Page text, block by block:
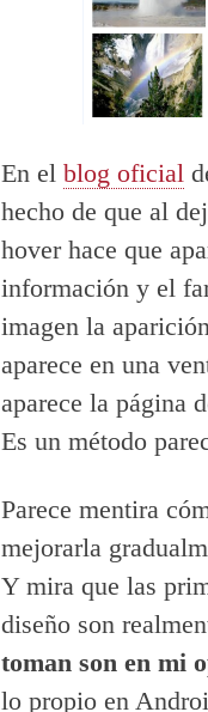
En el blog oficial
hecho de que al
hover hace que
información y el
imagen la
aparece en una
aparece la página
Es un método
Parece mentira
mejorarla
Y mira que las
diseño son
toman son en mi
lo propio en